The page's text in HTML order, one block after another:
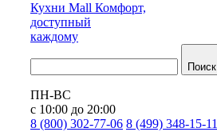
Кухни Mall Комфорт,
доступный
каждому
Поиск
ПН-ВС
с 10:00 до 20:00
8 (800) 302-77-06 8 (499) 348-15-11